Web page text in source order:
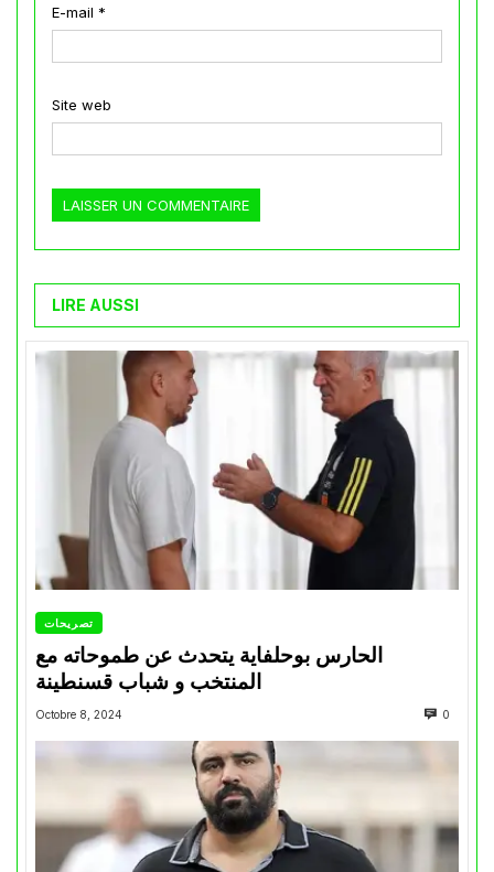
E-mail *
Site web
LIRE AUSSI
تصريحات
الحارس بوحلفاية يتحدث عن طموحاته مع
المنتخب و شباب قسنطينة
Octobre 8, 2024 0